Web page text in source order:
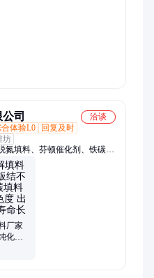
、高岭土、玻化微珠
司
洽谈
体验L0
回复及时
坊
氮填料、芬顿催化剂、铁碳微
化氧化设备、臭氧催化氧化
化塔
厂家
化铁